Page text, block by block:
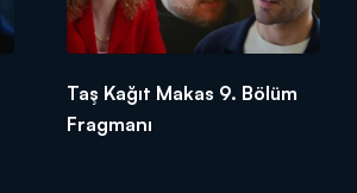
Taş Kağıt Makas 9. Bölüm
Fragmanı